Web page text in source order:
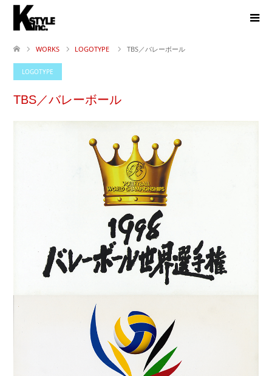
WORKS LOGOTYPE TBS／バレーボール
LOGOTYPE
TBS／バレーボール